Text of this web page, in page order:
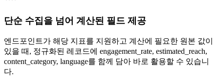
단순 수집을 넘어 계산된 필드 제공
엔드포인트가 해당 지표를 지원하고 계산에 필요한 원본 값이
있을 때, 정규화된 레코드에 engagement_rate, estimated_reach,
content_category, language를 함께 담아 바로 활용할 수 있습니
다.